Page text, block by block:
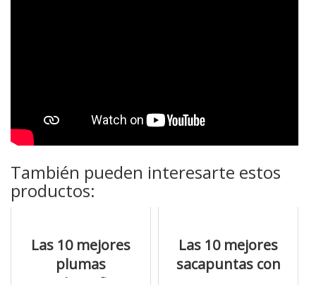
También pueden interesarte estos
productos:
Las 10 mejores
plumas
estilografica
Las 10 mejores
sacapuntas con